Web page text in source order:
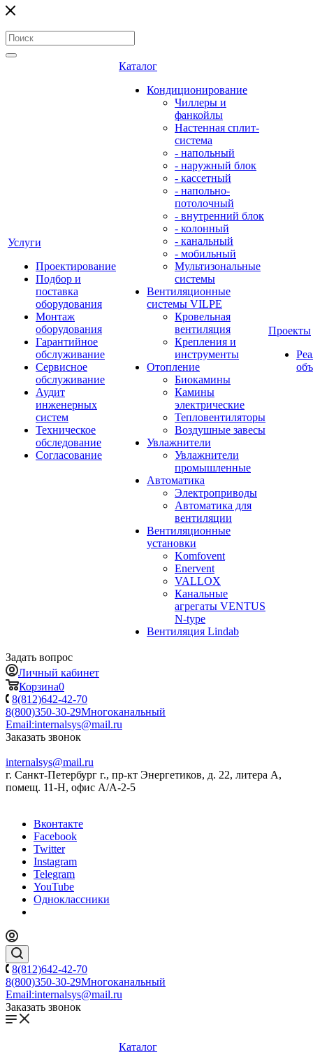
Услуги
Проектирование
Подбор и
поставка
оборудования
Монтаж
оборудования
Гарантийное
обслуживание
Сервисное
обслуживание
Аудит
инженерных
систем
Техническое
обследование
Согласование
Каталог
Кондиционирование
Чиллеры и
фанкойлы
Настенная сплит-
система
- напольный
- наружный блок
- кассетный
- напольно-
потолочный
- внутренний блок
- колонный
- канальный
- мобильный
Мультизональные
системы
Вентиляционные
системы VILPE
Кровельная
вентиляция
Крепления и
инструменты
Отопление
Биокамины
Камины
электрические
Тепловентиляторы
Воздушные завесы
Увлажнители
Увлажнители
промышленные
Автоматика
Электроприводы
Автоматика для
вентиляции
Вентиляционные
установки
Komfovent
Enervent
VALLOX
Канальные
агрегаты VENTUS
N-type
Вентиляция Lindab
Проекты
Задать вопрос
Личный кабинет
Корзина0
8(812)642-42-70
8(800)350-30-29Многоканальный
Email:internalsys@mail.ru
Заказать звонок
internalsys@mail.ru
г. Санкт-Петербург г., пр-кт Энергетиков, д. 22, литера А,
помещ. 11-Н, офис А/А-2-5
Вконтакте
Facebook
Twitter
Instagram
Telegram
YouTube
Одноклассники
8(812)642-42-70
8(800)350-30-29Многоканальный
Email:internalsys@mail.ru
Заказать звонок
Каталог